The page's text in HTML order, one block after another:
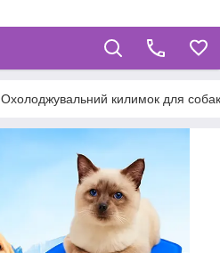
Охолоджувальний килимок для собак